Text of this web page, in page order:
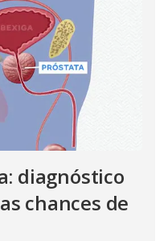
diagnóstico
chances de